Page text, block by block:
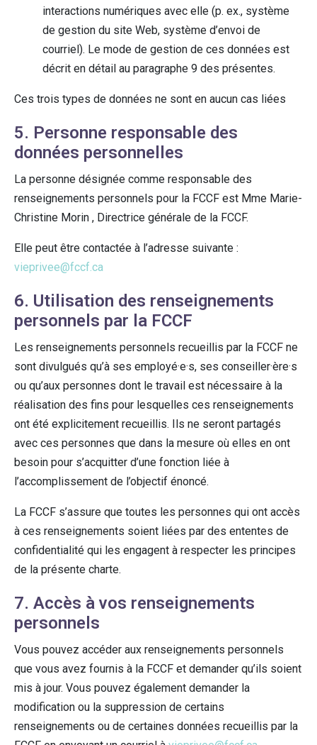
interactions numériques avec elle (p. ex., système
de gestion du site Web, système d’envoi de
courriel). Le mode de gestion de ces données est
décrit en détail au paragraphe 9 des présentes.
Ces trois types de données ne sont en aucun cas liées
5. Personne responsable des
données personnelles
La personne désignée comme responsable des
renseignements personnels pour la FCCF est Mme Marie-
Christine Morin , Directrice générale de la FCCF.
Elle peut être contactée à l’adresse suivante :
vieprivee@fccf.ca
6. Utilisation des renseignements
personnels par la FCCF
Les renseignements personnels recueillis par la FCCF ne
sont divulgués qu’à ses employé·e·s, ses conseiller·ère·s
ou qu’aux personnes dont le travail est nécessaire à la
réalisation des fins pour lesquelles ces renseignements
ont été explicitement recueillis. Ils ne seront partagés
avec ces personnes que dans la mesure où elles en ont
besoin pour s’acquitter d’une fonction liée à
l’accomplissement de l’objectif énoncé.
La FCCF s’assure que toutes les personnes qui ont accès
à ces renseignements soient liées par des ententes de
confidentialité qui les engagent à respecter les principes
de la présente charte.
7. Accès à vos renseignements
personnels
Vous pouvez accéder aux renseignements personnels
que vous avez fournis à la FCCF et demander qu’ils soient
mis à jour. Vous pouvez également demander la
modification ou la suppression de certains
renseignements ou de certaines données recueillis par la